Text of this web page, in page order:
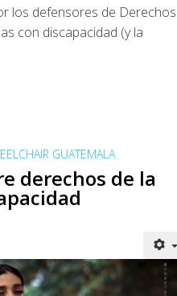
los defensores de Derechos
con discapacidad (y la
GUATEMALA
derechos de la